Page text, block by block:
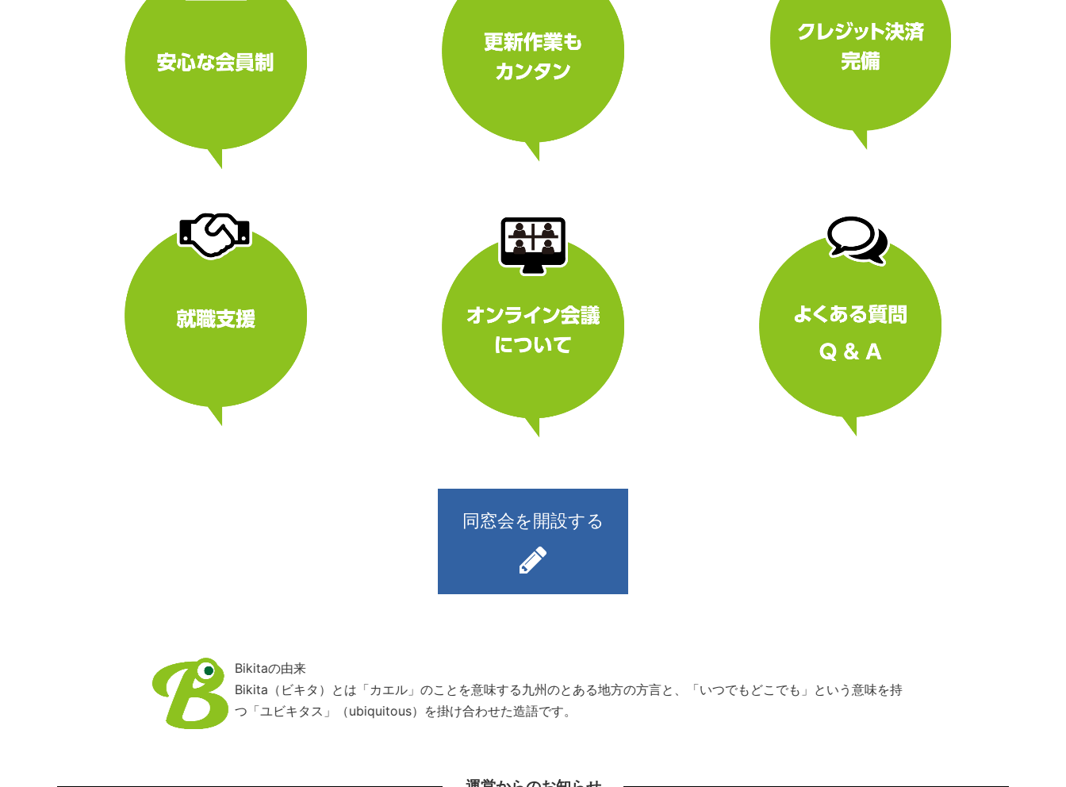
同窓会を開設する
Bikitaの由来
Bikita（ビキタ）とは「カエル」のことを意味する九州のとある地方の方言と、「いつでもどこでも」という意味を持
つ「ユビキタス」（ubiquitous）を掛け合わせた造語です。